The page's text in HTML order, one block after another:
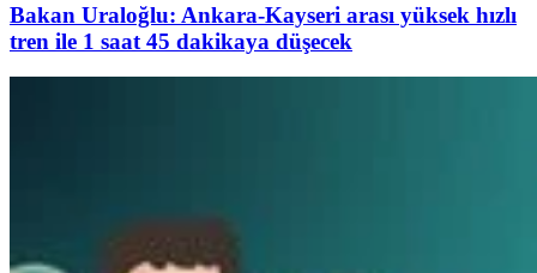
Bakan Uraloğlu: Ankara-Kayseri arası yüksek hızlı
tren ile 1 saat 45 dakikaya düşecek